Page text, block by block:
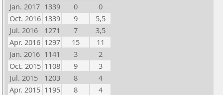
Jan. 2017 1339 0
0
Oct. 2016 1339 9
5,5
Jul. 2016
1271 7
3,5
Apr. 2016 1297 15
11
Jan. 2016 1141 3
2
Oct. 2015 1108 9
3
Jul. 2015
1203 8
4
Apr. 2015 1195 8
4